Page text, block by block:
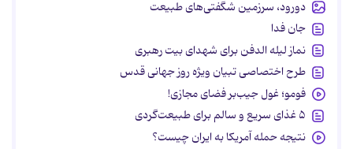
دورود، سرزمین شگفتی‌های طبیعت
جان فدا
نماز لیله الدفن برای شهدای بیت رهبری
طرح اختصاصی تبیان ویژه روز جهانی قدس
فومو؛ غول جیب‌بر فضای مجازی!
۵ غذای سریع و سالم برای طبیعت‌گردی
نتیجه حمله آمریکا به ایران چیست؟